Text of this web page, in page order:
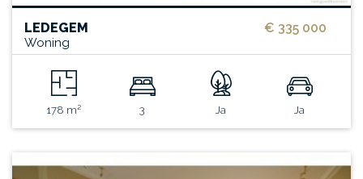
€ 335 000
LEDEGEM
Woning
178 m² 3 Ja Ja